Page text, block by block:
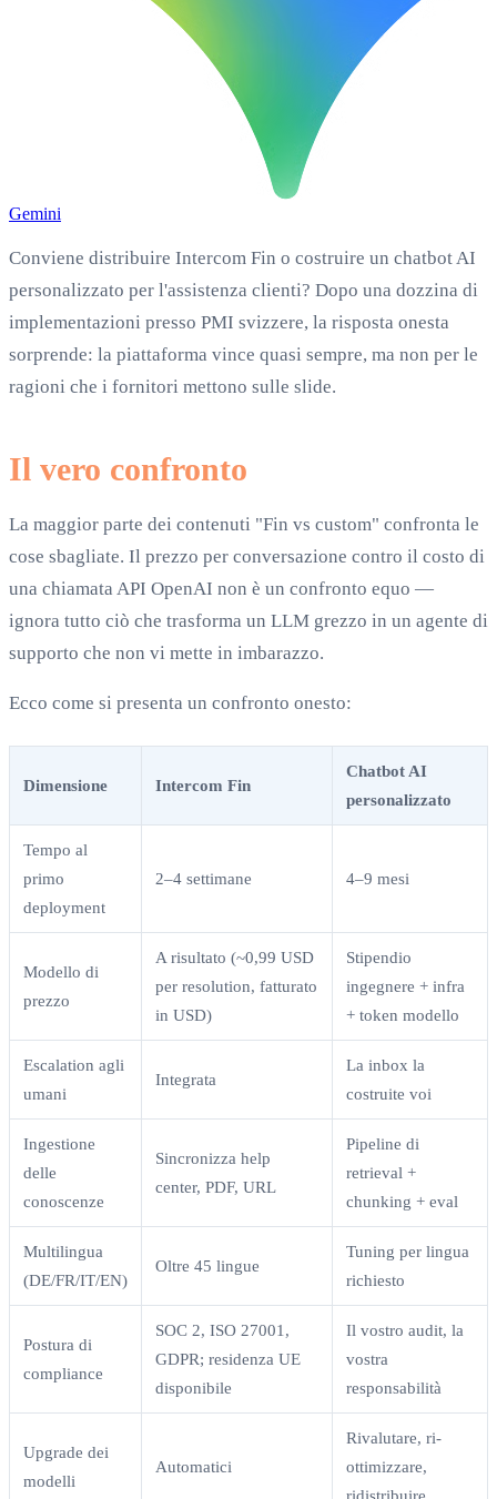
Gemini
Conviene distribuire Intercom Fin o costruire un chatbot AI
personalizzato per l'assistenza clienti? Dopo una dozzina di
implementazioni presso PMI svizzere, la risposta onesta
sorprende: la piattaforma vince quasi sempre, ma non per le
ragioni che i fornitori mettono sulle slide.
Il vero confronto
La maggior parte dei contenuti "Fin vs custom" confronta le
cose sbagliate. Il prezzo per conversazione contro il costo di
una chiamata API OpenAI non è un confronto equo —
ignora tutto ciò che trasforma un LLM grezzo in un agente di
supporto che non vi mette in imbarazzo.
Ecco come si presenta un confronto onesto:
Dimensione Intercom Fin
Chatbot AI
personalizzato
Tempo al
primo
deployment
2–4 settimane 4–9 mesi
Modello di
prezzo
A risultato (~0,99 USD
per resolution, fatturato
in USD)
Stipendio
ingegnere + infra
+ token modello
Escalation agli
umani
Integrata
La inbox la
costruite voi
Ingestione
delle
conoscenze
Sincronizza help
center, PDF, URL
Pipeline di
retrieval +
chunking + eval
Multilingua
(DE/FR/IT/EN)
Oltre 45 lingue
Tuning per lingua
richiesto
Postura di
compliance
SOC 2, ISO 27001,
GDPR; residenza UE
disponibile
Il vostro audit, la
vostra
responsabilità
Upgrade dei
modelli
Automatici
Rivalutare, ri-
ottimizzare,